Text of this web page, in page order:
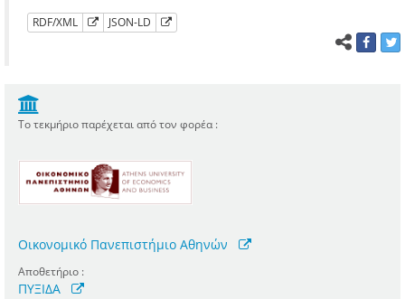
RDF/XML JSON-LD
Το τεκμήριο παρέχεται από τον φορέα :
Οικονομικό Πανεπιστήμιο Αθηνών
Αποθετήριο :
ΠΥΞΙΔΑ